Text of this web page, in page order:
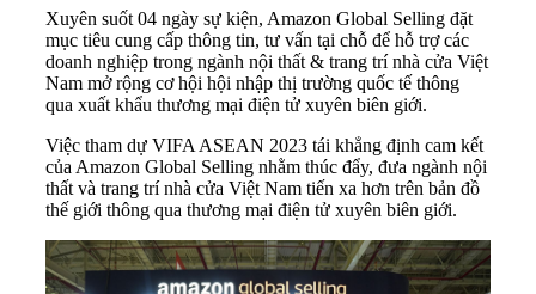
Xuyên suốt 04 ngày sự kiện, Amazon Global Selling đặt
mục tiêu cung cấp thông tin, tư vấn tại chỗ để hỗ trợ các
doanh nghiệp trong ngành nội thất & trang trí nhà cửa Việt
Nam mở rộng cơ hội hội nhập thị trường quốc tế thông
qua xuất khẩu thương mại điện tử xuyên biên giới.
Việc tham dự VIFA ASEAN 2023 tái khẳng định cam kết
của Amazon Global Selling nhằm thúc đẩy, đưa ngành nội
thất và trang trí nhà cửa Việt Nam tiến xa hơn trên bản đồ
thế giới thông qua thương mại điện tử xuyên biên giới.